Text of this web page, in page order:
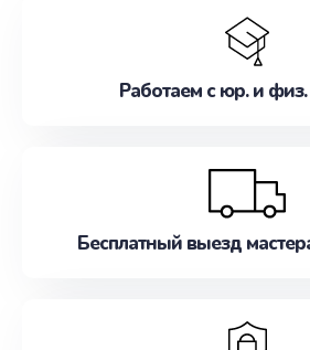
Работаем с юр. и
Бесплатный выезд